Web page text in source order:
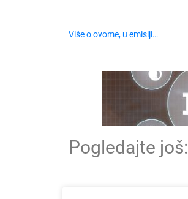
Više o ovome, u emisiji…
Pogledajte još: